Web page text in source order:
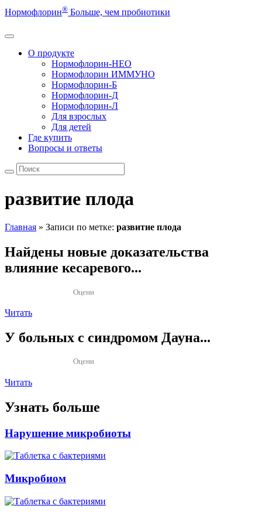
Нормофлорин® Больше, чем пробиотики
О продукте
Нормофлорин-НЕО
Нормофлорин ИММУНО
Нормофлорин-Б
Нормофлорин-Д
Нормофлорин-Л
Для взрослых
Для детей
Где купить
Вопросы и ответы
развитие плода
Главная » Записи по метке: развитие плода
Найдены новые доказательства
влияние кесаревого...
Оцени
Читать
У больных с синдромом Дауна...
Оцени
Читать
Узнать больше
Нарушение микробиоты
Микробиом